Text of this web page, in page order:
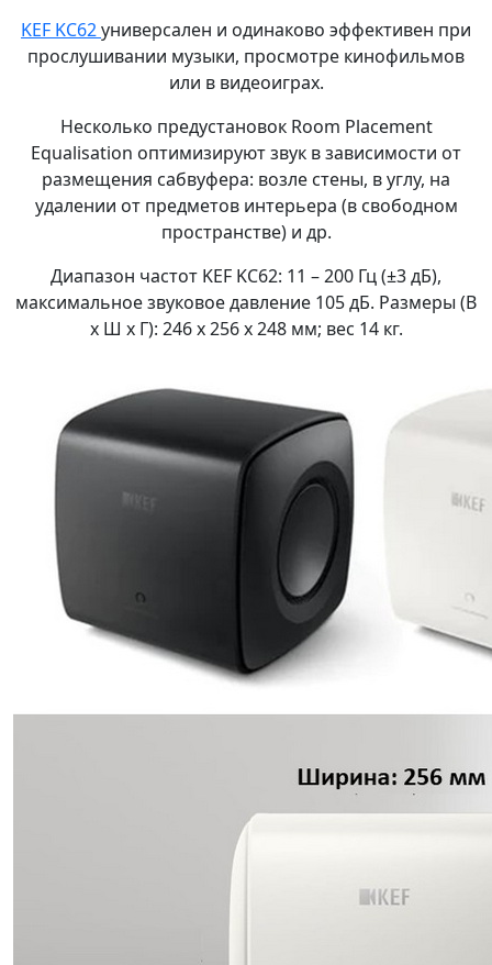
KEF KC62универсален и одинаково эффективен при
прослушивании музыки, просмотре кинофильмов
или в видеоиграх.
Несколько предустановок Room Placement
Equalisation оптимизируют звук в зависимости от
размещения сабвуфера: возле стены, в углу, на
удалении от предметов интерьера (в свободном
пространстве) и др.
Диапазон частот KEF KC62: 11 – 200 Гц (±3 дБ),
максимальное звуковое давление 105 дБ. Размеры (В
x Ш х Г): 246 x 256 x 248 мм; вес 14 кг.